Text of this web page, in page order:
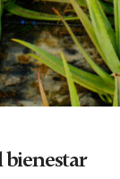
bienestar